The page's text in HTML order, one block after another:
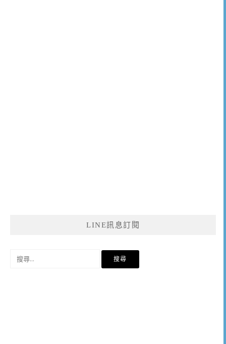
LINE訊息訂閱